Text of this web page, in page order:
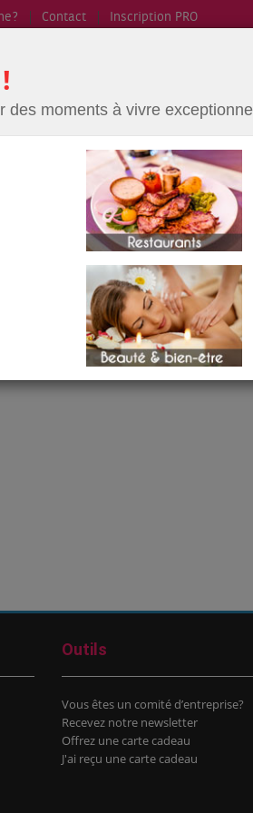
Contact Inscription PRO
🏨 HÔTELS 🎈
des moments à vivre
Outils
Vous êtes un comité d’entreprise?
Recevez notre newsletter
Offrez une carte cadeau
J'ai reçu une carte cadeau